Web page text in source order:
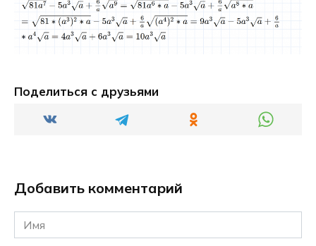
Поделиться с друзьями
Добавить комментарий
Имя
*